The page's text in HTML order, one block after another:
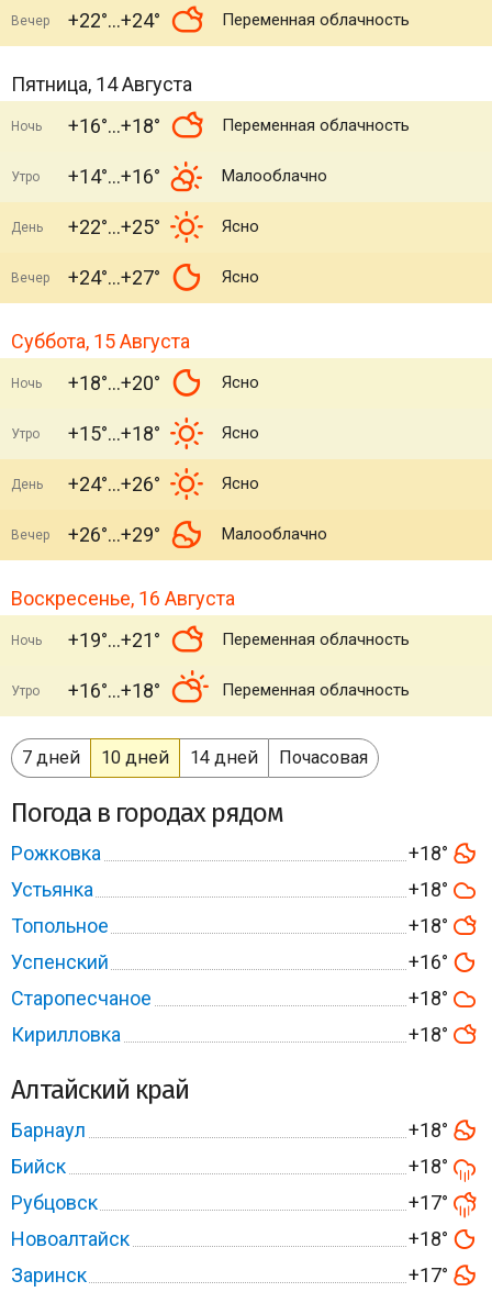
Вечер +22° +24° Переменная облачность
Пятница, 14 Августа
Ночь +16° +18° Переменная облачность
Утро +14° +16° Малооблачно
День +22° +25° Ясно
Вечер +24° +27° Ясно
Суббота, 15 Августа
Ночь +18° +20° Ясно
Утро +15° +18° Ясно
День +24° +26° Ясно
Вечер +26° +29° Малооблачно
Воскресенье, 16 Августа
Ночь +19° +21° Переменная облачность
Утро +16° +18° Переменная облачность
7 дней 10 дней 14 дней Почасовая
Погода в городах рядом
Рожковка
+18°
Устьянка
+18°
Топольное
+18°
Успенский
+16°
Старопесчаное
+18°
Кирилловка
+18°
Алтайский край
Барнаул
+18°
Бийск
+18°
Рубцовск
+17°
Новоалтайск
+18°
Заринск
+17°